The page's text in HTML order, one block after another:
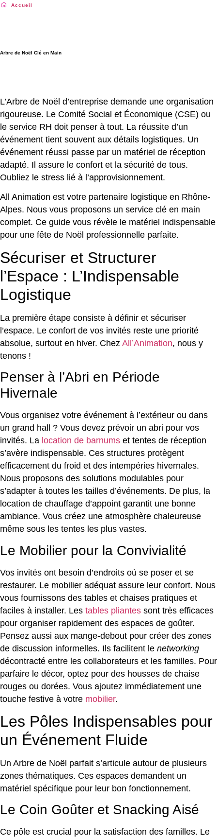
Accueil
Arbre de Noël Clé en Main
L’Arbre de Noël d’entreprise demande une organisation
rigoureuse. Le Comité Social et Économique (CSE) ou
le service RH doit penser à tout. La réussite d’un
événement tient souvent aux détails logistiques. Un
événement réussi passe par un matériel de réception
adapté. Il assure le confort et la sécurité de tous.
Oubliez le stress lié à l’approvisionnement.
All Animation est votre partenaire logistique en Rhône-
Alpes. Nous vous proposons un service clé en main
complet. Ce guide vous révèle le matériel indispensable
pour une fête de Noël professionnelle parfaite.
Sécuriser et Structurer
l’Espace : L’Indispensable
Logistique
La première étape consiste à définir et sécuriser
l’espace. Le confort de vos invités reste une priorité
absolue, surtout en hiver. Chez All’Animation, nous y
tenons !
Penser à l’Abri en Période
Hivernale
Vous organisez votre événement à l’extérieur ou dans
un grand hall ? Vous devez prévoir un abri pour vos
invités. La location de barnums et tentes de réception
s’avère indispensable. Ces structures protègent
efficacement du froid et des intempéries hivernales.
Nous proposons des solutions modulables pour
s’adapter à toutes les tailles d’événements. De plus, la
location de chauffage d’appoint garantit une bonne
ambiance. Vous créez une atmosphère chaleureuse
même sous les tentes les plus vastes.
Le Mobilier pour la Convivialité
Vos invités ont besoin d’endroits où se poser et se
restaurer. Le mobilier adéquat assure leur confort. Nous
vous fournissons des tables et chaises pratiques et
faciles à installer. Les tables pliantes sont très efficaces
pour organiser rapidement des espaces de goûter.
Pensez aussi aux mange-debout pour créer des zones
de discussion informelles. Ils facilitent le networking
décontracté entre les collaborateurs et les familles. Pour
parfaire le décor, optez pour des housses de chaise
rouges ou dorées. Vous ajoutez immédiatement une
touche festive à votre mobilier.
Les Pôles Indispensables pour
un Événement Fluide
Un Arbre de Noël parfait s’articule autour de plusieurs
zones thématiques. Ces espaces demandent un
matériel spécifique pour leur bon fonctionnement.
Le Coin Goûter et Snacking Aisé
Ce pôle est crucial pour la satisfaction des familles. Le